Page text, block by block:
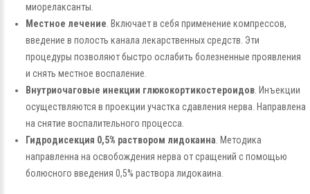
миорелаксанты.
Местное лечение . Включает в себя применение компрессов,
введение в полость канала лекарственных средств. Эти
процедуры позволяют быстро ослабить болезненные проявления
и снять местное воспаление.
Внутриочаговые инекции глюкокортикостероидов . Инъекции
осуществляются в проекции участка сдавления нерва. Направлена
на снятие воспалительного процесса.
Гидродисекция 0,5% раствором лидокаина . Методика
направленна на освобождения нерва от сращений с помощью
болюсного введения 0,5% раствора лидокаина.